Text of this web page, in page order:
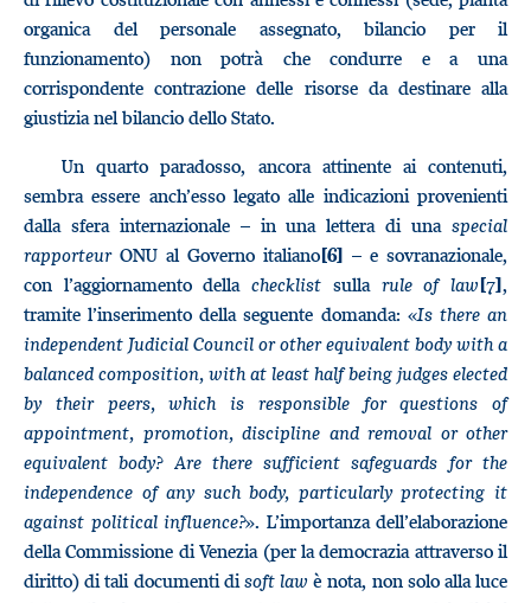
organica del personale assegnato, bilancio per il
funzionamento) non potrà che condurre e a una
corrispondente contrazione delle risorse da destinare alla
giustizia nel bilancio dello Stato.
Un quarto paradosso, ancora attinente ai contenuti,
sembra essere anch’esso legato alle indicazioni provenienti
dalla sfera internazionale – in una lettera di una special
rapporteurONU al Governo italiano[6] – e sovranazionale,
con l’aggiornamento dellachecklist sulla rule of law[7],
tramite l’inserimento della seguente domanda: «Is there an
independent Judicial Council or other equivalent body with a
balanced composition, with at least half being judges elected
by their peers, which is responsible for questions of
appointment, promotion, discipline and removal or other
equivalent body? Are there sufficient safeguards for the
independence of any such body, particularly protecting it
against political influence?». L’importanza dell’elaborazione
della Commissione di Venezia (per la democrazia attraverso il
diritto) di tali documenti disoft law è nota, non solo alla luce